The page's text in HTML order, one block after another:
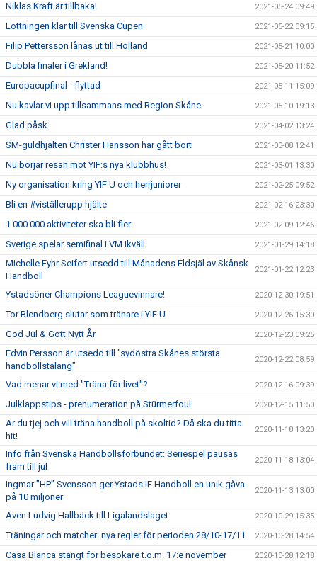
Niklas Kraft är tillbaka! 2021-05-24 09:49
Lottningen klar till Svenska Cupen 2021-05-22 09:15
Filip Pettersson lånas ut till Holland 2021-05-21 10:00
Dubbla finaler i Grekland! 2021-05-20 11:52
Europacupfinal - flyttad 2021-05-11 15:09
Nu kavlar vi upp tillsammans med Region Skåne 2021-05-10 19:13
Glad påsk 2021-04-02 13:24
SM-guldhjälten Christer Hansson har gått bort 2021-03-08 12:41
Nu börjar resan mot YIF:s nya klubbhus! 2021-03-01 13:30
Ny organisation kring YIF U och herrjuniorer 2021-02-25 09:52
Bli en #viställerupp hjälte 2021-02-16 23:30
1 000 000 aktiviteter ska bli fler 2021-02-09 12:46
Sverige spelar semifinal i VM ikväll 2021-01-29 14:18
Michelle Fyhr Seifert utsedd till Månadens Eldsjäl av Skånsk
Handboll
2021-01-22 12:23
Ystadsöner Champions Leaguevinnare! 2020-12-30 19:51
Tor Blendberg slutar som tränare i YIF U 2020-12-26 15:30
God Jul & Gott Nytt År 2020-12-23 09:25
Edvin Persson är utsedd till "sydöstra Skånes största
handbollstalang"
2020-12-22 08:59
Vad menar vi med "Träna för livet"? 2020-12-16 09:39
Julklappstips - prenumeration på Stürmerfoul 2020-12-15 11:50
Är du tjej och vill träna handboll på skoltid? Då ska du titta
hit!
2020-11-18 13:20
Info från Svenska Handbollsförbundet: Seriespel pausas
fram till jul
2020-11-18 13:04
Ingmar ”HP” Svensson ger Ystads IF Handboll en unik gåva
på 10 miljoner
2020-11-13 13:00
Även Ludvig Hallbäck till Ligalandslaget 2020-10-29 15:35
Träningar och matcher: nya regler för perioden 28/10-17/11 2020-10-28 14:54
Casa Blanca stängt för besökare t.o.m. 17:e november 2020-10-28 12:18